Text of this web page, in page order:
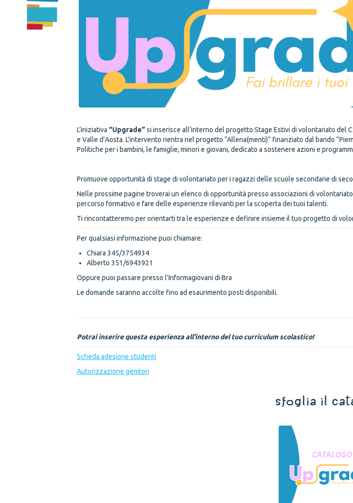
L’iniziativa “Upgrade” si inserisce all’interno del progetto Stage Estivi di volontariato del
e Valle d’Aosta. L’intervento rientra nel progetto “Allena(menti)” finanziato dal bando
Politiche per i bambini, le famiglie, minori e giovani, dedicato a sostenere azioni e
Promuove opportunità di stage di volontariato per i ragazzi delle scuole secondarie di
Nelle prossime pagine troverai un elenco di opportunità presso associazioni di
percorso formativo e fare delle esperienze rilevanti per la scoperta dei tuoi talenti.
Ti rincontatteremo per orientarti tra le esperienze e definire insieme il tuo progetto di
Per qualsiasi informazione puoi chiamare:
Chiara 345/3754934
Alberto 351/6943921
Oppure puoi passare presso l’Informagiovani di Bra
Le domande saranno accolte fino ad esaurimento posti disponibili.
Potrai inserire questa esperienza all’interno del tuo curriculum scolastico!
Scheda adesione studenti
Autorizzazione genitori
Sfoglia il